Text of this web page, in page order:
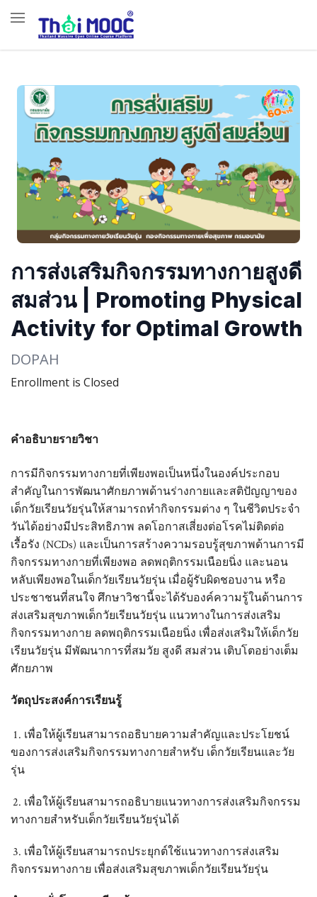
การส่งเสริมกิจกรรมทางกายสูงดี
สมส่วน | Promoting Physical
Activity for Optimal Growth
DOPAH
Enrollment is Closed
คำอธิบายรายวิชา
การมีกิจกรรมทางกายที่เพียงพอเป็นหนึ่งในองค์ประกอบ
สำคัญในการพัฒนาศักยภาพด้านร่างกายและสติปัญญาของ
เด็กวัยเรียนวัยรุ่นให้สามารถทำกิจกรรมต่าง ๆ ในชีวิตประจำ
วันได้อย่างมีประสิทธิภาพ ลดโอกาสเสี่ยงต่อโรคไม่ติดต่อ
เรื้อรัง (NCDs) และเป็นการสร้างความรอบรู้สุขภาพด้านการมี
กิจกรรมทางกายที่เพียงพอ ลดพฤติกรรมเนือยนิ่ง และนอน
หลับเพียงพอในเด็กวัยเรียนวัยรุ่น เมื่อผู้รับผิดชอบงาน หรือ
ประชาชนที่สนใจ ศึกษาวิชานี้จะได้รับองค์ความรู้ในด้านการ
ส่งเสริมสุขภาพเด็กวัยเรียนวัยรุ่น แนวทางในการส่งเสริม
กิจกรรมทางกาย ลดพฤติกรรมเนือยนิ่ง เพื่อส่งเสริมให้เด็กวัย
เรียนวัยรุ่น มีพัฒนาการที่สมวัย สูงดี สมส่วน เติบโตอย่างเต็ม
ศักยภาพ
วัตถุประสงค์การเรียนรู้
1. เพื่อให้ผู้เรียนสามารถอธิบายความสำคัญและประโยชน์
ของการส่งเสริมกิจกรรมทางกายสำหรับ เด็กวัยเรียนและวัย
รุ่น
2. เพื่อให้ผู้เรียนสามารถอธิบายแนวทางการส่งเสริมกิจกรรม
ทางกายสำหรับเด็กวัยเรียนวัยรุ่นได้
3. เพื่อให้ผู้เรียนสามารถประยุกต์ใช้แนวทางการส่งเสริม
กิจกรรมทางกาย เพื่อส่งเสริมสุขภาพเด็กวัยเรียนวัยรุ่น